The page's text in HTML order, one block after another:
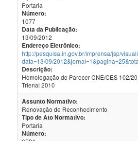
Portaria
Número:
1077
Data da Publicação:
13/09/2012
Endereço Eletrônico:
http://pesquisa.in.gov.br/imprensa/jsp/
data=13/09/
Descrição:
Homologação do Parecer CNE/CES 102/
Trienal 2010
Assunto Normativo:
Renovação de Reconhecimento
Tipo de Ato Normativo:
Portaria
Número: